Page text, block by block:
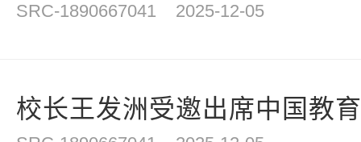
SRC-1890667041 2025-12-05
校长王发洲受邀出席中国教